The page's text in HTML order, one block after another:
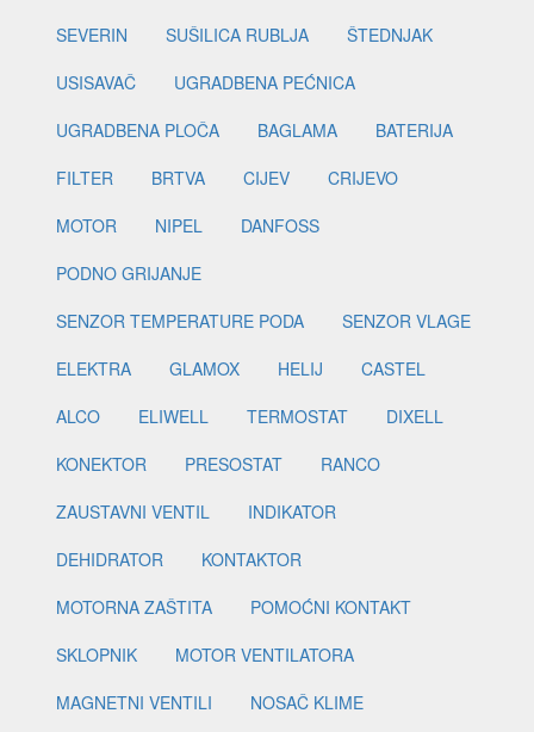
SEVERIN
SUŠILICA RUBLJA
ŠTEDNJAK
USISAVAČ
UGRADBENA PEĆNICA
UGRADBENA PLOČA
BAGLAMA
BATERIJA
FILTER
BRTVA CIJEV
CRIJEVO
MOTOR
NIPEL
DANFOSS
PODNO GRIJANJE
SENZOR TEMPERATURE PODA
SENZOR VLAGE
ELEKTRA
GLAMOX HELIJ
CASTEL
ALCO
ELIWELL TERMOSTAT
DIXELL
KONEKTOR
PRESOSTAT
RANCO
ZAUSTAVNI VENTIL
INDIKATOR
DEHIDRATOR
KONTAKTOR
MOTORNA ZAŠTITA
POMOĆNI KONTAKT
SKLOPNIK
MOTOR VENTILATORA
MAGNETNI VENTILI
NOSAČ KLIME